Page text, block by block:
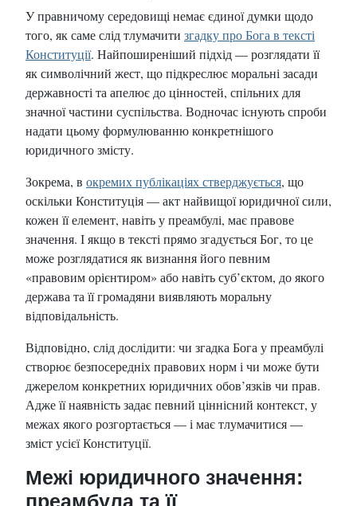
У правничому середовищі немає єдиної думки щодо
того, як саме слід тлумачити згадку про Бога в тексті
Конституції. Найпоширеніший підхід — розглядати її
як символічний жест, що підкреслює моральні засади
державності та апелює до цінностей, спільних для
значної частини суспільства. Водночас існують спроби
надати цьому формулюванню конкретнішого
юридичного змісту.
Зокрема, в окремих публікаціях стверджується, що
оскільки Конституція — акт найвищої юридичної сили,
кожен її елемент, навіть у преамбулі, має правове
значення. І якщо в тексті прямо згадується Бог, то це
може розглядатися як визнання його певним
«правовим орієнтиром» або навіть суб’єктом, до якого
держава та її громадяни виявляють моральну
відповідальність.
Відповідно, слід дослідити: чи згадка Бога у преамбулі
створює безпосередніх правових норм і чи може бути
джерелом конкретних юридичних обов’язків чи прав.
Адже її наявність задає певний ціннісний контекст, у
межах якого розгортається — і має тлумачитися —
зміст усієї Конституції.
Межі юридичного значення:
преамбула та її